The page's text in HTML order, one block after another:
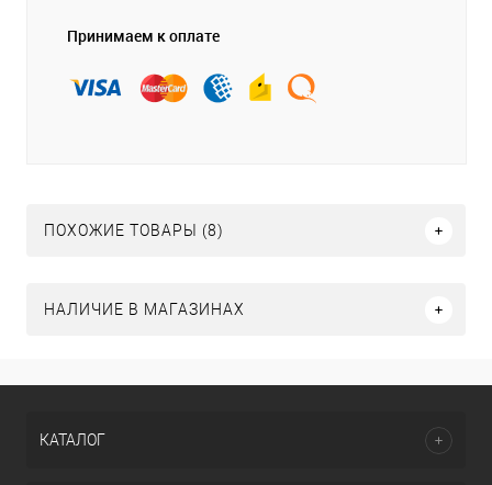
Принимаем к оплате
ПОХОЖИЕ ТОВАРЫ (8)
НАЛИЧИЕ В МАГАЗИНАХ
КАТАЛОГ